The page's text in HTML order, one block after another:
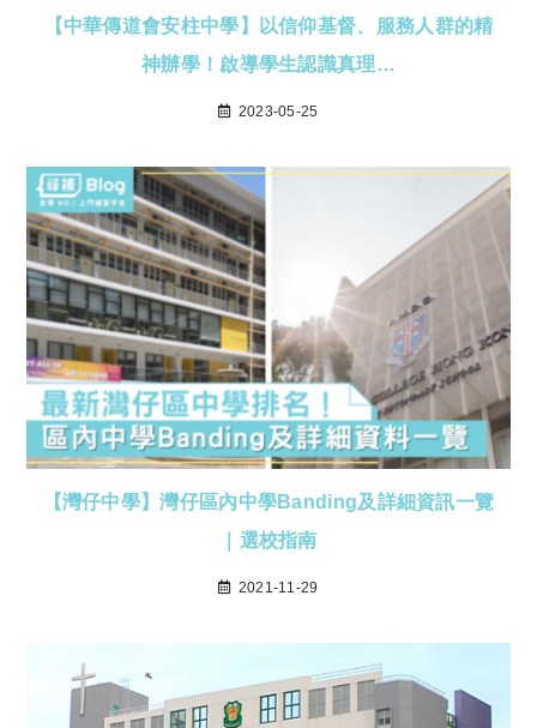
【中華傳道會安柱中學】以信仰基督、服務人群的精
神辦學！啟導學生認識真理…
2023-05-25
【灣仔中學】灣仔區內中學Banding及詳細資訊一覽
｜選校指南
2021-11-29